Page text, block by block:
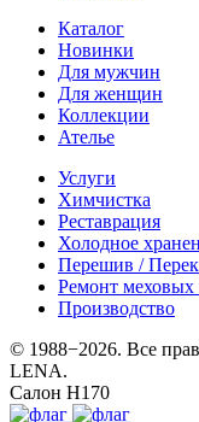
Каталог
Новинки
Для мужчин
Для женщин
Коллекции
Ателье
Услуги
Химчистка
Реставрация
Холодное
Перешив /
Ремонт меховых
Производство
© 1988−2026. Все
LENA.
Салон Н170